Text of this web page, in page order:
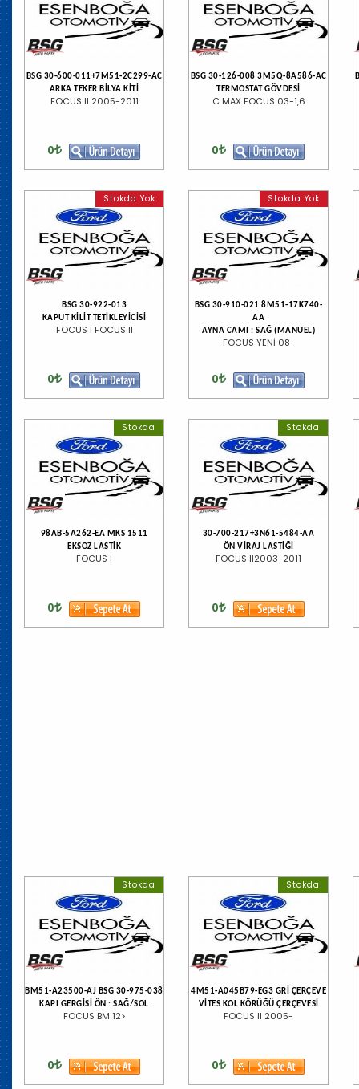
BSG 30-600-011+7M51-2C299-AC
ARKA TEKER BİLYA KİTİ
FOCUS II 2005-2011
0
BSG 30-126-008 3M5Q-8A586-AC
TERMOSTAT GÖVDESİ
C MAX FOCUS 03-1,6
0
Stokda Yok
BSG 30-922-013
KAPUT KİLİT TETİKLEYİCİSİ
FOCUS I FOCUS II
0
Stokda Yok
BSG 30-910-021 8M51-17K740-
AA
AYNA CAMI : SAĞ (MANUEL)
FOCUS YENİ 08-
0
Stokda
98AB-5A262-EA MKS 1511
EKSOZ LASTİK
FOCUS I
0
Stokda
30-700-217+3N61-5484-AA
ÖN VİRAJ LASTİĞİ
FOCUS II2003-2011
0
Stokda
BM51-A23500-AJ BSG 30-975-038
KAPI GERGİSİ ÖN : SAĞ/SOL
FOCUS BM 12>
0
Stokda
4M51-A045B79-EG3 GRİ ÇERÇEVE
VİTES KOL KÖRÜĞÜ ÇERÇEVESİ
FOCUS II 2005-
0